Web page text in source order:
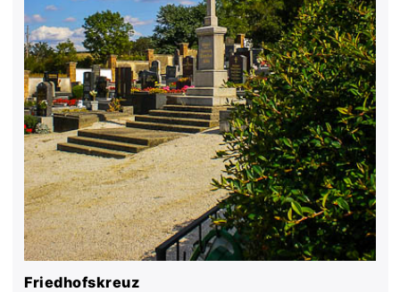
Friedhofskreuz